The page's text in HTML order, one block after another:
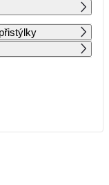
5
4 810
6
12 13
26 27